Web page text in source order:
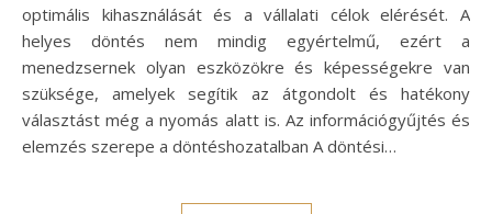
optimális kihasználását és a vállalati célok elérését. A
helyes döntés nem mindig egyértelmű, ezért a
menedzsernek olyan eszközökre és képességekre van
szüksége, amelyek segítik az átgondolt és hatékony
választást még a nyomás alatt is. Az információgyűjtés és
elemzés szerepe a döntéshozatalban A döntési…